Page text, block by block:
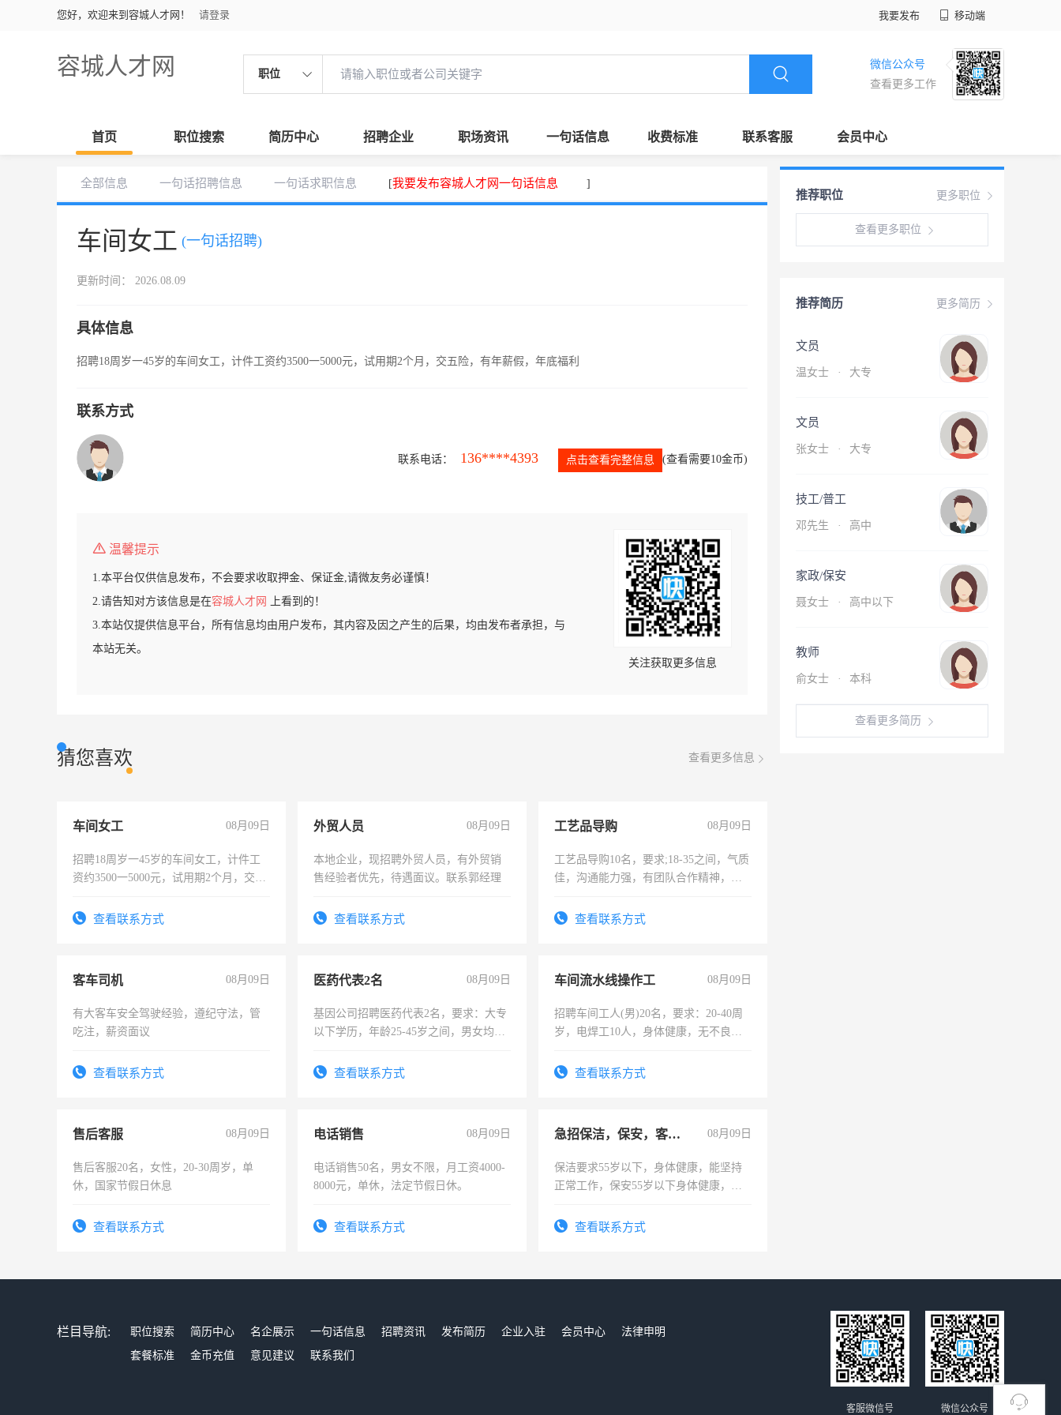
您好，欢迎来到容城人才网！ 请登录 我要发布 移动端
容城人才网 职位
微信公众号
查看更多工作
首页 职位搜索 简历中心 招聘企业 职场资讯 一句话信息 收费标准 联系客服 会员中心
全部信息 一句话招聘信息 一句话求职信息 [我要发布容城人才网一句话信息 ]
车间女工 (一句话招聘)
更新时间： 2026.08.09
具体信息
招聘18周岁一45岁的车间女工，计件工资约3500一5000元，试用期2个月，交五险，有年薪假，年底福利
联系方式
联系电话： 136****4393 点击查看完整信息 (查看需要10金币)
温馨提示
1.本平台仅供信息发布，不会要求收取押金、保证金,请微友务必谨慎！
2.请告知对方该信息是在容城人才网
上看到的！
3.本站仅提供信息平台，所有信息均由用户发布，其内容及因之产生的后果，均由发布者承担，与
本站无关。
关注获取更多信息
猜您喜欢 查看更多信息
车间女工 08月09日
招聘18周岁一45岁的车间女工，计件工
资约3500一5000元，试用期2个月，交五
查看联系方式
外贸人员 08月09日
本地企业，现招聘外贸人员，有外贸销
售经验者优先，待遇面议。联系郭经理
查看联系方式
工艺品导购 08月09日
工艺品导购10名，要求;18-35之间，气质
佳，沟通能力强，有团队合作精神，有
查看联系方式
客车司机 08月09日
有大客车安全驾驶经验，遵纪守法，管
吃注，薪资面议
查看联系方式
医药代表2名 08月09日
基因公司招聘医药代表2名，要求：大专
以下学历，年龄25-45岁之间，男女均
表或者有医学资质的优先，底薪+绩效，
查看联系方式
车间流水线操作工 08月09日
招聘车间工人(男)20名，要求：20-40周
岁，电焊工10人，身体健康，无不良嗜
宿，免费发放劳保用品，两班倒，每月
查看联系方式
售后客服 08月09日
售后客服20名，女性，20-30周岁，单
休，国家节假日休息
查看联系方式
电话销售 08月09日
电话销售50名，男女不限，月工资4000-
8000元，单休，法定节假日休。
查看联系方式
急招保洁，保安，客服，工程 08月09日
保洁要求55岁以下，身体健康，能坚持
正常工作，保安55岁以下身体健康，有
录，客服要求45岁以下高中以上文化，
查看联系方式
更多职位
推荐职位
查看更多职位
更多简历
推荐简历
文员
温女士 · 大专
文员
张女士 · 大专
技工/普工
邓先生 · 高中
家政/保安
聂女士 · 高中以下
教师
俞女士 · 本科
查看更多简历
栏目导航: 职位搜索 简历中心 名企展示 一句话信息 招聘资讯 发布简历 企业入驻 会员中心
法律申明
套餐标准
金币充值 意见建议 联系我们
微信公众号
客服微信号